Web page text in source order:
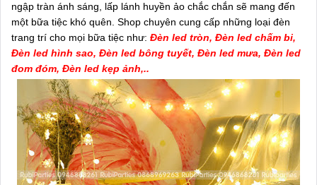
ngập tràn ánh sáng, lấp lánh huyền ảo chắc chắn sẽ mang đến
một bữa tiệc khó quên. Shop chuyên cung cấp những loại đèn
trang trí cho mọi bữa tiệc như: Đèn led tròn, Đèn led chấm bi,
Đèn led hình sao, Đèn led bông tuyết, Đèn led mưa, Đèn led
đom đóm, Đèn led kẹp ảnh,..